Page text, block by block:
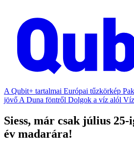
A Qubit+ tartalmai Európai tűzkörkép
jövő A Duna föntről Dolgok a víz alól
Siess, már csak július 25-
év madarára!